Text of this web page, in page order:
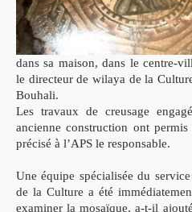
dans sa maison, dans le centre-
le directeur de wilaya de la
Bouhali.
Les travaux de creusage
ancienne construction ont
précisé à l’APS le responsable.
Une équipe spécialisée du
de la Culture a été
examiner la mosaïque, a-t-il